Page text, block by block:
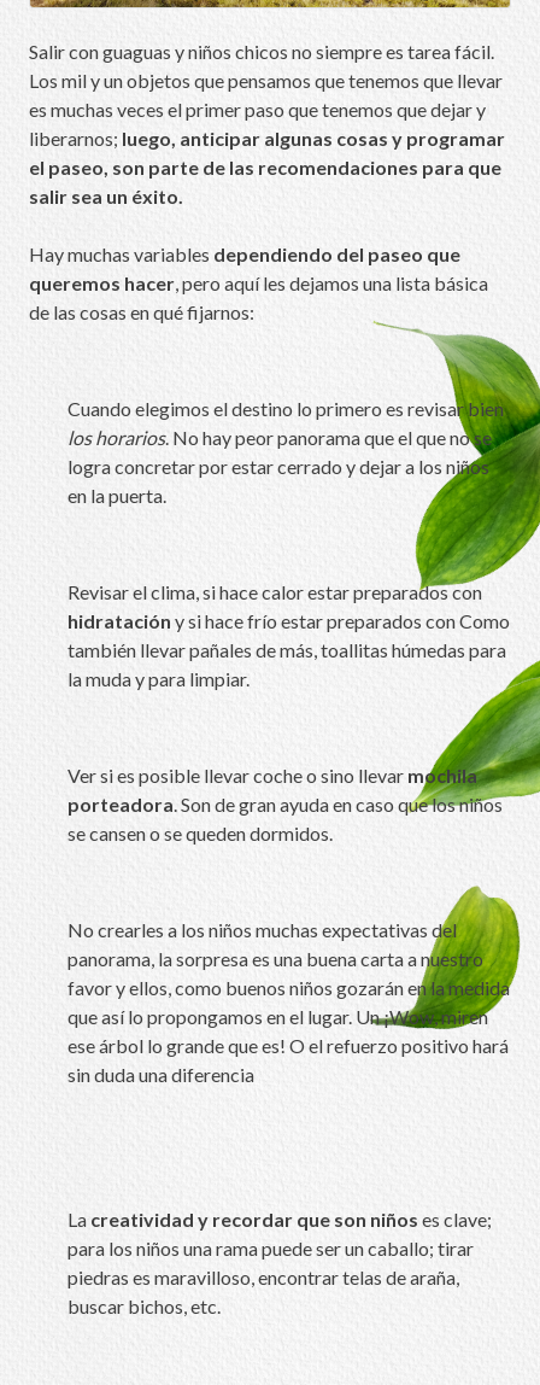
Salir con guaguas y niños chicos no siempre es tarea fácil.
Los mil y un objetos que pensamos que tenemos que llevar
es muchas veces el primer paso que tenemos que dejar y
liberarnos; luego, anticipar algunas cosas y programar
el paseo, son parte de las recomendaciones para que
salir sea un éxito.
Hay muchas variables dependiendo del paseo que
queremos hacer, pero aquí les dejamos una lista básica
de las cosas en qué fijarnos:
Cuando elegimos el destino lo primero es revisar bien
los horarios. No hay peor panorama que el que no se
logra concretar por estar cerrado y dejar a los niños
en la puerta.
Revisar el clima, si hace calor estar preparados con
hidratación y si hace frío estar preparados con Como
también llevar pañales de más, toallitas húmedas para
la muda y para limpiar.
Ver si es posible llevar coche o sino llevar mochila
porteadora. Son de gran ayuda en caso que los niños
se cansen o se queden dormidos.
No crearles a los niños muchas expectativas del
panorama, la sorpresa es una buena carta a nuestro
favor y ellos, como buenos niños gozarán en la medida
que así lo propongamos en el lugar. Un ¡Wow, miren
ese árbol lo grande que es! O el refuerzo positivo hará
sin duda una diferencia
La creatividad y recordar que son niños es clave;
para los niños una rama puede ser un caballo; tirar
piedras es maravilloso, encontrar telas de araña,
buscar bichos, etc.